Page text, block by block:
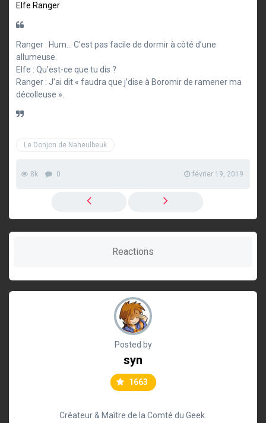
Elfe Ranger
Ranger : Hum… C’est pas facile de dormir à côté d’une
allumeuse.
Elfe : Qu’est-ce que tu dis ?
Ranger : J’ai dit « faudra que j’dise à Boromir de ramener ma
décolleuse ».
Le Donjon de Naheulbeuk
8k 0 février 19, 2019
Reactions
Posted by
syn
1663
Créateur & Maître de la Comté du Geek.